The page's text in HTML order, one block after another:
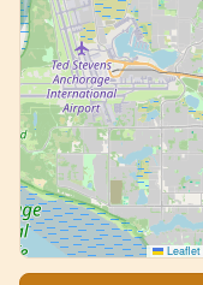
Leaflet